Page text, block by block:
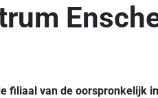
filiaal van de oorspronkelijk